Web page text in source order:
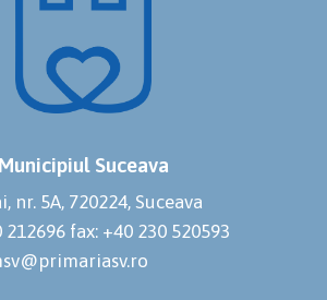
Municipiul Suceava
nr. 5A, 720224, Suceava
212696 fax: +40 230 520593